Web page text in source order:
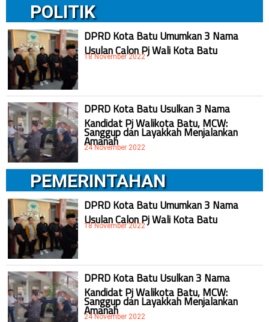
POLITIK
DPRD Kota Batu Umumkan 3 Nama
Usulan Calon Pj Wali Kota Batu
18 November 2022
DPRD Kota Batu Usulkan 3 Nama
Kandidat Pj Walikota Batu, MCW:
Sanggup dan Layakkah Menjalankan
Amanah
24 November 2022
PEMERINTAHAN
DPRD Kota Batu Umumkan 3 Nama
Usulan Calon Pj Wali Kota Batu
18 November 2022
DPRD Kota Batu Usulkan 3 Nama
Kandidat Pj Walikota Batu, MCW:
Sanggup dan Layakkah Menjalankan
Amanah
24 November 2022